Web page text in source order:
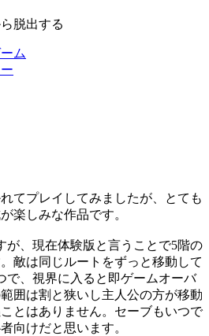
脱出する
ム
てプレイしてみましたが、とても
楽しみな作品です。
が、現在体験版と言うことで5階の
敵は同じルートをずっと移動して
で、視界に入ると即ゲームオーバ
囲は割と狭いし主人公の方が移動
とはありません。セーブもいつで
向けだと思います。